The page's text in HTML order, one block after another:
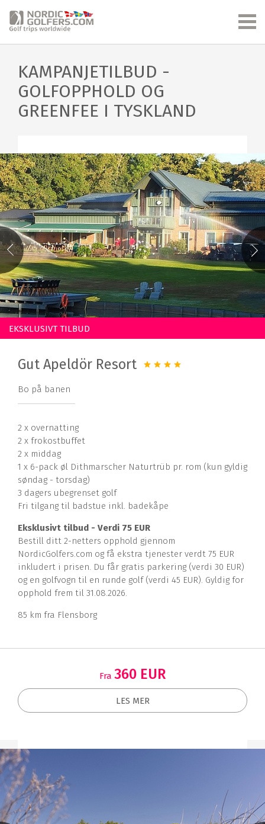
KAMPANJETILBUD -
GOLFOPPHOLD OG
GREENFEE I TYSKLAND
EKSKLUSIVT TILBUD
Gut Apeldör Resort
Bo på banen
2 x overnatting
2 x frokostbuffet
2 x middag
1 x 6-pack øl Dithmarscher Naturtrüb pr. rom (kun gyldig
søndag - torsdag)
3 dagers ubegrenset golf
Fri tilgang til badstue inkl. badekåpe
Eksklusivt tilbud - Verdi 75 EUR
Bestill ditt 2-netters opphold gjennom
NordicGolfers.com og få ekstra tjenester verdt 75 EUR
inkludert i prisen. Du får gratis parkering (verdi 30 EUR)
og en golfvogn til en runde golf (verdi 45 EUR). Gyldig for
opphold frem til 31.08.2026.
85 km fra Flensborg
Fra 360 EUR
LES MER